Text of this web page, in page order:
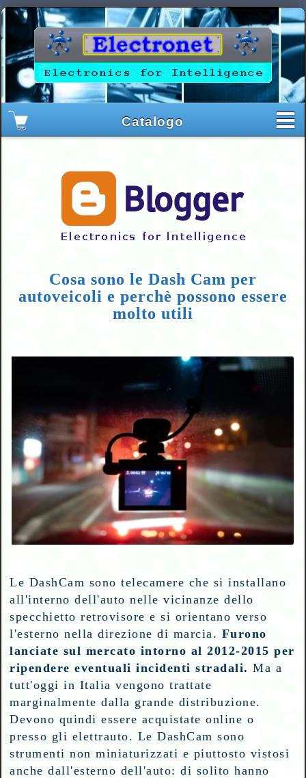
Cosa sono le Dash Cam per
autoveicoli e perchè possono essere
molto utili
Le DashCam sono telecamere che si installano
all'interno dell'auto nelle vicinanze dello
specchietto retrovisore e si orientano verso
l'esterno nella direzione di marcia. Furono
lanciate sul mercato intorno al 2012-2015 per
ripendere eventuali incidenti stradali.Ma a
tutt'oggi in Italia vengono trattate
marginalmente dalla grande distribuzione.
Devono quindi essere acquistate online o
presso gli elettrauto. Le DashCam sono
strumenti non miniaturizzati e piuttosto vistosi
anche dall'esterno dell'auto: di solito hanno